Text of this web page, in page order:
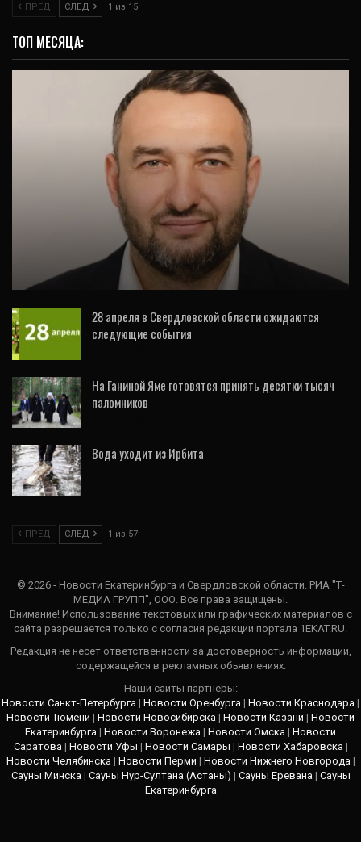
ПРЕД СЛЕД 1 из 15
ТОП МЕСЯЦА:
СПОРТ
В Свердловской области назначен новый
замминистра физкультуры и спорта
28 апреля в Свердловской области ожидаются
следующие события
На Ганиной Яме готовятся принять десятки тысяч
паломников
Вода уходит из Ирбита
ПРЕД СЛЕД 1 из 57
© 2026 - Новости Екатеринбурга и Свердловской области. РИА "Т-
МЕДИА ГРУПП", ООО. Все права защищены.
Внимание! Использование текстовых или графических материалов с
сайта разрешается только c согласия редакции портала 1EKAT.RU.
Редакция не несет ответственности за достоверность информации,
содержащейся в рекламных объявлениях.
Наши сайты партнеры:
Новости Санкт-Петербурга | Новости Оренбурга | Новости Краснодара |
Новости Тюмени | Новости Новосибирска | Новости Казани | Новости
Екатеринбурга | Новости Воронежа | Новости Омска | Новости
Саратова| Новости Уфы | Новости Самары | Новости Хабаровска|
Новости Челябинска| Новости Перми | Новости Нижнего Новгорода|
Сауны Минска| Сауны Нур-Султана (Астаны) | Сауны Еревана| Сауны
Екатеринбурга